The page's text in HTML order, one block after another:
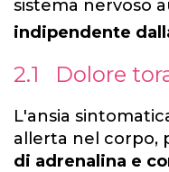
sistema nervoso
indipendente
2.1 Dolore
L'ansia
allerta nel corpo,
di adrenalina e